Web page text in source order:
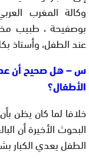
وكالة المغرب
بوصفيحة ، طبيب
عند الطفل، وأستاذ
س – هل صحيح أن
الأطفال؟
خلافا لما كان يظن
البحوث الأخيرة أن
الطفل يعدي الكبار